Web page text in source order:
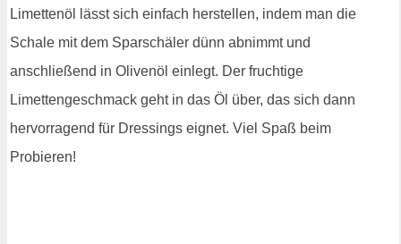
Limettenöl lässt sich einfach herstellen, indem man die
Schale mit dem Sparschäler dünn abnimmt und
anschließend in Olivenöl einlegt. Der fruchtige
Limettengeschmack geht in das Öl über, das sich dann
hervorragend für Dressings eignet. Viel Spaß beim
Probieren!